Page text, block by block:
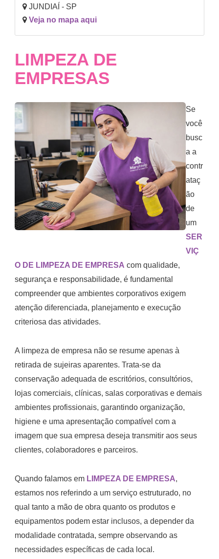
JUNDIAÍ - SP
Veja no mapa aqui
LIMPEZA DE
EMPRESAS
Se
você
busc
a a
contr
ataç
ão
de
um
SER
VIÇ
O DE LIMPEZA DE EMPRESA com qualidade,
segurança e responsabilidade, é fundamental
compreender que ambientes corporativos exigem
atenção diferenciada, planejamento e execução
criteriosa das atividades.
A limpeza de empresa não se resume apenas à
retirada de sujeiras aparentes. Trata-se da
conservação adequada de escritórios, consultórios,
lojas comerciais, clínicas, salas corporativas e demais
ambientes profissionais, garantindo organização,
higiene e uma apresentação compatível com a
imagem que sua empresa deseja transmitir aos seus
clientes, colaboradores e parceiros.
Quando falamos em LIMPEZA DE EMPRESA,
estamos nos referindo a um serviço estruturado, no
qual tanto a mão de obra quanto os produtos e
equipamentos podem estar inclusos, a depender da
modalidade contratada, sempre observando as
necessidades específicas de cada local.